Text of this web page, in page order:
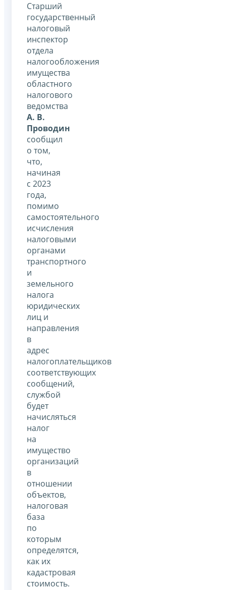
Старший
государственный
налоговый
инспектор
отдела
налогообложения
имущества
областного
налогового
ведомства
А. В.
Проводин
сообщил
о том,
что,
начиная
с 2023
года,
помимо
самостоятельного
исчисления
налоговыми
органами
транспортного
и
земельного
налога
юридических
лиц и
направления
в
адрес
налогоплательщиков
соответствующих
сообщений,
службой
будет
начисляться
налог
на
имущество
организаций
в
отношении
объектов,
налоговая
база
по
которым
определятся,
как их
кадастровая
стоимость.